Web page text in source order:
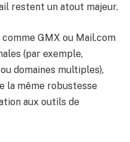
restent un atout majeur.
GMX ou Mail.com
(par exemple,
domaines multiples),
la même robustesse
aux outils de